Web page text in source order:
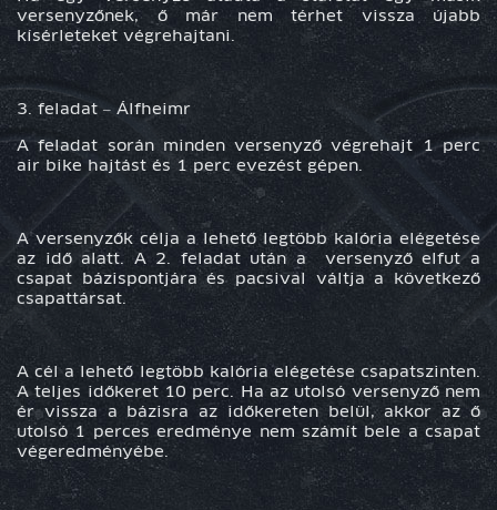
versenyzőnek, ő már nem térhet vissza újabb
kísérleteket végrehajtani.
3. feladat – Álfheimr
A feladat során minden versenyző végrehajt 1 perc
air bike hajtást és 1 perc evezést gépen.
A versenyzők célja a lehető legtöbb kalória elégetése
az idő alatt. A 2. feladat után a versenyző elfut a
csapat bázispontjára és pacsival váltja a következő
csapattársat.
A cél a lehető legtöbb kalória elégetése csapatszinten.
A teljes időkeret 10 perc. Ha az utolsó versenyző nem
ér vissza a bázisra az időkereten belül, akkor az ő
utolsó 1 perces eredménye nem számít bele a csapat
végeredményébe.